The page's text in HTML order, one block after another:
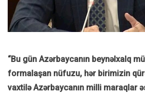
“Bu gün Azərbaycanın beynəlxalq
formalaşan nüfuzu, hər birimizin
vaxtilə Azərbaycanın milli maraqlar